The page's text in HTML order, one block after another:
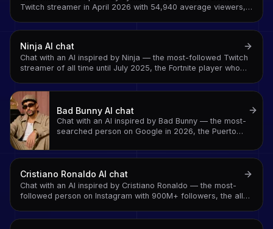
Twitch streamer in April 2026 with 54,940 average viewers,
turned tactical FPS into must-watch entertainment
Ninja AI chat
Chat with an AI inspired by Ninja — the most-followed Twitch
streamer of all time until July 2025, the Fortnite player who
who played with Drake
Bad Bunny AI chat
Chat with an AI inspired by Bad Bunny — the most-
searched person on Google in 2026, the Puerto
artist who proved that Spanish-language music
Cristiano Ronaldo AI chat
Chat with an AI inspired by Cristiano Ronaldo — the most-
followed person on Instagram with 900M+ followers, the all-
'SIUUU' a global sound